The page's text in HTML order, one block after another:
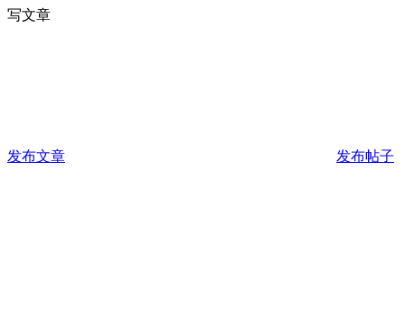
写文章
发布文章 发布帖子